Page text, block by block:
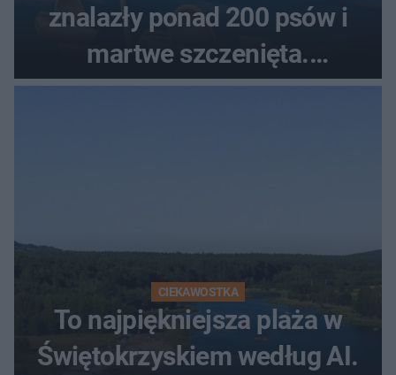
znalazły ponad 200 psów i
martwe szczenięta.
Zatrzymano 35-latka
CIEKAWOSTKA
To najpiękniejsza plaża w
Świętokrzyskiem według AI.